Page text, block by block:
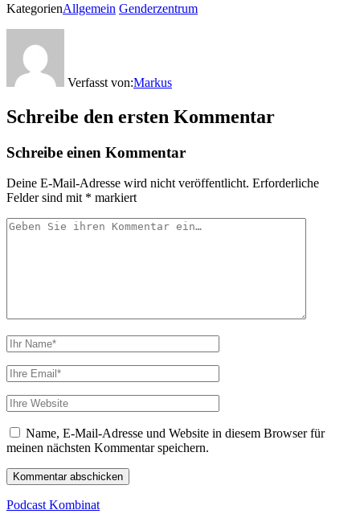
KategorienAllgemein Genderzentrum
Verfasst von:Markus
Schreibe den ersten Kommentar
Schreibe einen Kommentar
Deine E-Mail-Adresse wird nicht veröffentlicht. Erforderliche
Felder sind mit * markiert
Ihr
Ihr
Name
Ihre
Email
Webseiten
URL
Name, E-Mail-Adresse und Website in diesem Browser für
meinen nächsten Kommentar speichern.
Podcast Kombinat